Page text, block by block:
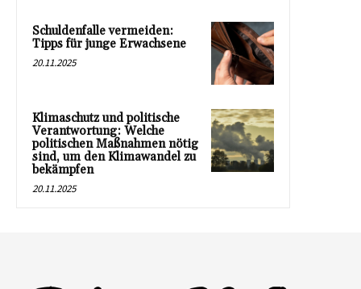
Schuldenfalle vermeiden:
Tipps für junge Erwachsene
20.11.2025
Klimaschutz und politische
Verantwortung: Welche
politischen Maßnahmen nötig
sind, um den Klimawandel zu
bekämpfen
20.11.2025